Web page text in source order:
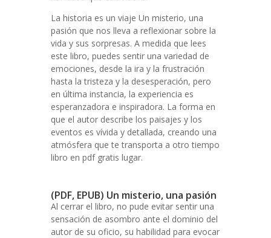
La historia es un viaje Un misterio, una
pasión que nos lleva a reflexionar sobre la
vida y sus sorpresas. A medida que lees
este libro, puedes sentir una variedad de
emociones, desde la ira y la frustración
hasta la tristeza y la desesperación, pero
en última instancia, la experiencia es
esperanzadora e inspiradora. La forma en
que el autor describe los paisajes y los
eventos es vívida y detallada, creando una
atmósfera que te transporta a otro tiempo
libro en pdf gratis lugar.
(PDF, EPUB) Un misterio, una pasión
Al cerrar el libro, no pude evitar sentir una
sensación de asombro ante el dominio del
autor de su oficio, su habilidad para evocar